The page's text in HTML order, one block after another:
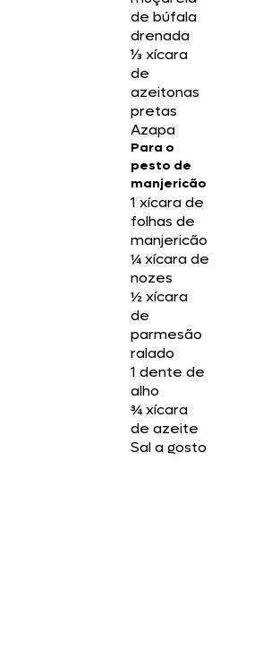
de búfala
drenada
⅓ xícara
de
azeitonas
pretas
Azapa
Para o
pesto de
manjericão
1 xícara de
folhas de
manjericão
¼ xícara de
nozes
½ xícara
de
parmesão
ralado
1 dente de
alho
¾ xícara
de azeite
Sal a gosto